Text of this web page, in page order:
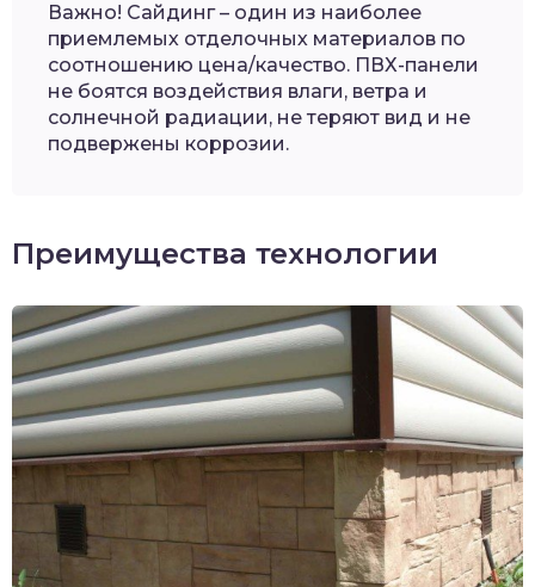
Важно! Сайдинг – один из наиболее
приемлемых отделочных материалов по
соотношению цена/качество. ПВХ-панели
не боятся воздействия влаги, ветра и
солнечной радиации, не теряют вид и не
подвержены коррозии.
Преимущества технологии